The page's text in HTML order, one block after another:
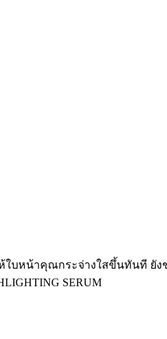
ห้ใบหน้าคุณกระจ่างใสขึ้นทันที
SERUM